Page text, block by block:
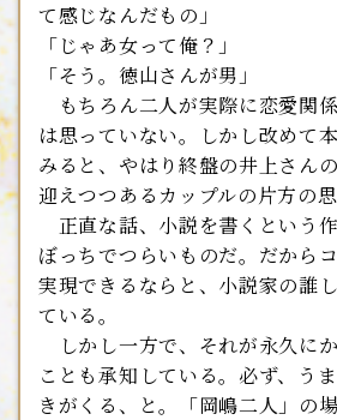
て感じなんだもの」
「じゃあ女って俺？」
「そう。徳山さんが男」
もちろん二人が実際に恋愛関
は思っていない。しかし改めて
みると、やはり終盤の井上さん
迎えつつあるカップルの片方の思
正直な話、小説を書くという
ぼっちでつらいものだ。だから
実現できるならと、小説家の誰
ている。
しかし一方で、それが永久に
ことも承知している。必ず、う
きがくる、と。「岡嶋二人」の